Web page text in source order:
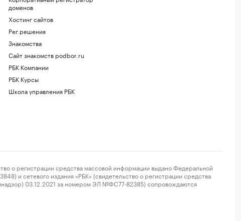
доменов
Хостинг сайтов
Рег.решения
Знакомства
Сайт знакомств podbor.ru
РБК Компании
РБК Курсы
Школа управления РБК
регистрации средства массовой информации выдано Федеральной
и сетевого издания «РБК» (свидетельство о регистрации средства
03.12.2021 за номером ЭЛ №ФС77-82385) сопровождаются